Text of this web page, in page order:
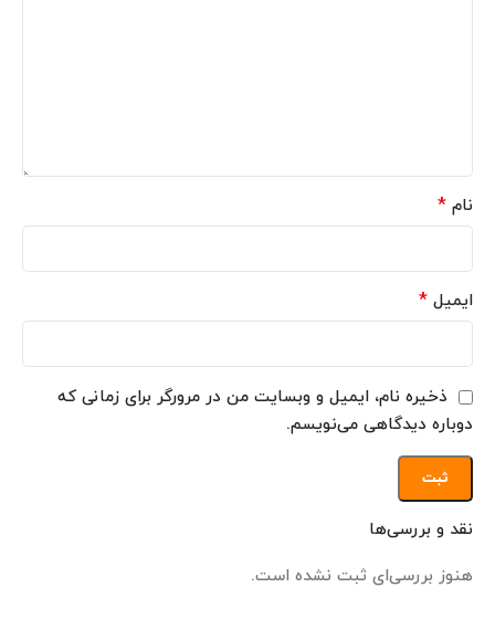
نقد و بررسی‌ها
هنوز بررسی‌ای ثبت نشده است.
نام *
ایمیل *
ذخیره نام، ایمیل و وبسایت من در مرورگر برای زمانی که
دوباره دیدگاهی می‌نویسم.